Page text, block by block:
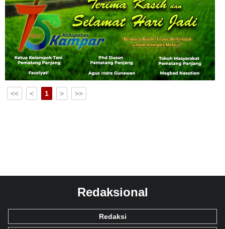
<< < 1 > >>
Redaksional
Redaksi